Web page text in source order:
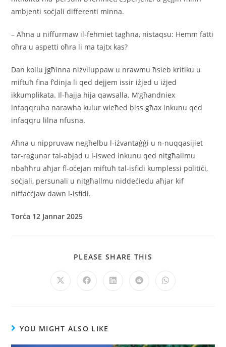
ambjenti soċjali differenti minna.
– Aħna u niffurmaw il-fehmiet tagħna, nistaqsu: Hemm fatti
oħra u aspetti oħra li ma tajtx kas?
Dan kollu jgħinna niżviluppaw u nrawmu ħsieb kritiku u
miftuħ fina f’dinja li qed dejjem issir iżjed u iżjed
ikkumplikata. Il-ħajja hija qawsalla. M’għandniex
infaqqruha narawha kulur wieħed biss għax inkunu qed
infaqqru lilna nfusna.
Aħna u nippruvaw negħelbu l-iżvantaġġi u n-nuqqasijiet
tar-raġunar tal-abjad u l-iswed inkunu qed nitgħallmu
nbaħħru aħjar fl-oċejan miftuħ tal-isfidi kumplessi politiċi,
soċjali, persunali u nitgħallmu niddeċiedu aħjar kif
niffaċċjaw dawn l-isfidi.
Torċa 12 Jannar 2025
PLEASE SHARE THIS
YOU MIGHT ALSO LIKE